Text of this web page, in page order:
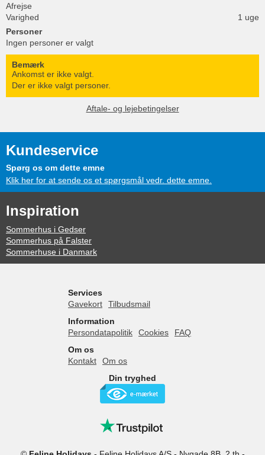
Afrejse
Varighed
1 uge
Personer
Ingen personer er valgt
Bemærk
Ankomst er ikke valgt.
Der er ikke valgt personer.
Aftale- og lejebetingelser
Kundeservice
Spørg os om dette emne
Klik her for at sende os et spørgsmål vedr. dette emne.
Inspiration
Sommerhus i Gedser
Sommerhus på Falster
Sommerhuse i Danmark
Services
Gavekort
Tilbudsmail
Information
Persondatapolitik
Cookies
FAQ
Om os
Kontakt
Om os
Din tryghed